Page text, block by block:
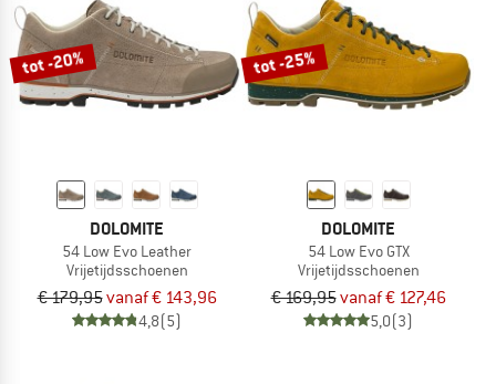
tot -20%
DOLOMITE
54 Low Evo Leather
Vrijetijdsschoenen
€ 179,95vanaf € 143,96
4,8(5)
tot -25%
DOLOMITE
54 Low Evo GTX
Vrijetijdsschoenen
€ 169,95vanaf € 127,46
5,0(3)